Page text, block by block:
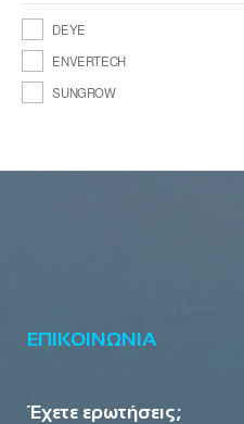
DEYE
ENVERTECH
SUNGROW
ΕΠΙΚΟΙΝΩΝΙΑ
Έχετε ερωτήσεις;